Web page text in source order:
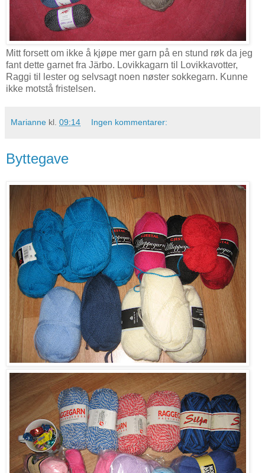
Mitt forsett om ikke å kjøpe mer garn på en stund røk da jeg
fant dette garnet fra Järbo. Lovikkagarn til Lovikkavotter,
Raggi til lester og selvsagt noen nøster sokkegarn. Kunne
ikke motstå fristelsen.
Marianne kl. 09:14 Ingen kommentarer:
Byttegave